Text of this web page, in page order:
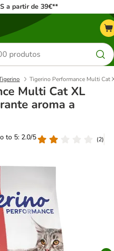
a partir de 39€**
Tigerino Performance Multi Cat
Multi Cat XL
aroma a
to 5: 2.0/5
(2)